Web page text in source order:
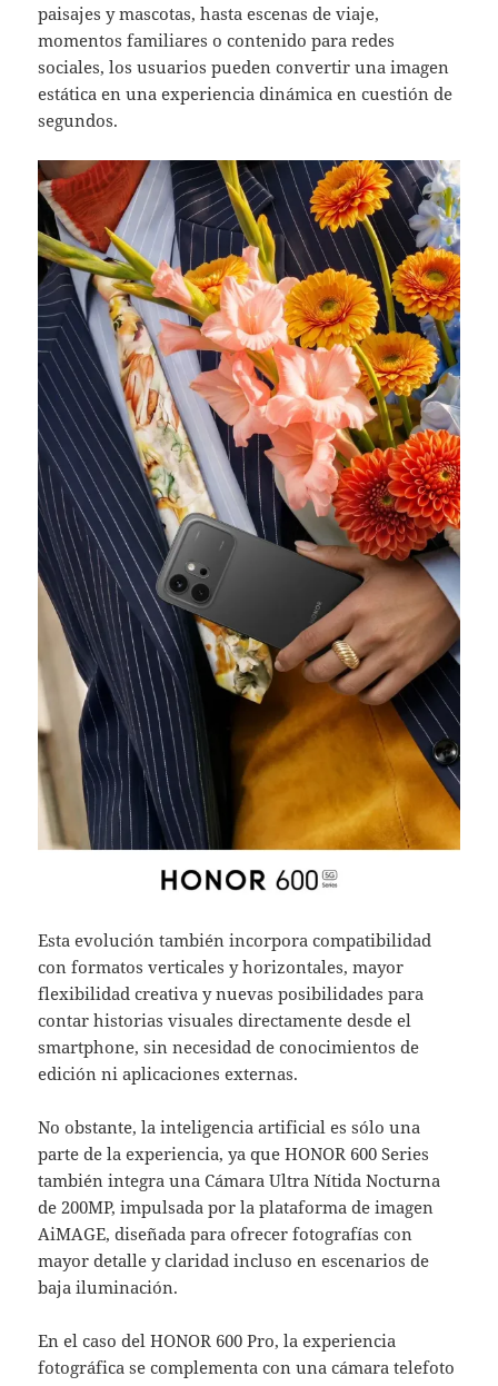
paisajes y mascotas, hasta escenas de viaje,
momentos familiares o contenido para redes
sociales, los usuarios pueden convertir una imagen
estática en una experiencia dinámica en cuestión de
segundos.
Esta evolución también incorpora compatibilidad
con formatos verticales y horizontales, mayor
flexibilidad creativa y nuevas posibilidades para
contar historias visuales directamente desde el
smartphone, sin necesidad de conocimientos de
edición ni aplicaciones externas.
No obstante, la inteligencia artificial es sólo una
parte de la experiencia, ya que HONOR 600 Series
también integra una Cámara Ultra Nítida Nocturna
de 200MP, impulsada por la plataforma de imagen
AiMAGE, diseñada para ofrecer fotografías con
mayor detalle y claridad incluso en escenarios de
baja iluminación.
En el caso del HONOR 600 Pro, la experiencia
fotográfica se complementa con una cámara telefoto